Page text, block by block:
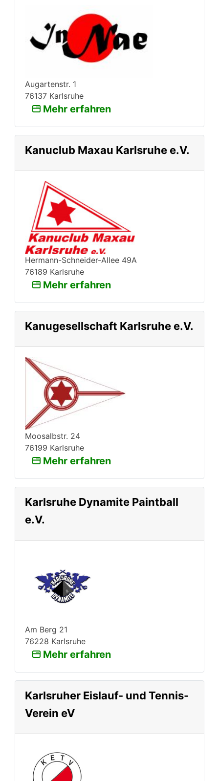
Augartenstr. 1
76137 Karlsruhe
Mehr erfahren
Kanuclub Maxau Karlsruhe e.V.
Hermann-Schneider-Allee 49A
76189 Karlsruhe
Mehr erfahren
Kanugesellschaft Karlsruhe e.V.
Moosalbstr. 24
76199 Karlsruhe
Mehr erfahren
Karlsruhe Dynamite Paintball
e.V.
Am Berg 21
76228 Karlsruhe
Mehr erfahren
Karlsruher Eislauf- und Tennis-
Verein eV